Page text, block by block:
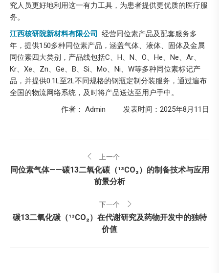
究人员更好地利用这一有力工具，为患者提供更优质的医疗服
务。
江西核研院新材料有限公司
经营同位素产品及配套服务多
年，提供150多种同位素产品，涵盖气体、液体、固体及金属
同位素四大类别，产品线包括C、H、N、O、He、Ne、Ar、
Kr、Xe、Zn、Ge、B、Si、Mo、Ni、W等多种同位素标记产
品，并提供0.1L至2L不同规格的钢瓶定制分装服务，通过遍布
全国的物流网络系统，及时将产品送达至用户手中。
作者： Admin 发表时间：2025年8月11日
章
航
上一个
上
一
同位素气体——碳13二氧化碳（¹³CO₂）的制备技术与应用
前景分析
下一个
下
一
碳13二氧化碳（¹³CO₂）在代谢研究及药物开发中的独特
价值